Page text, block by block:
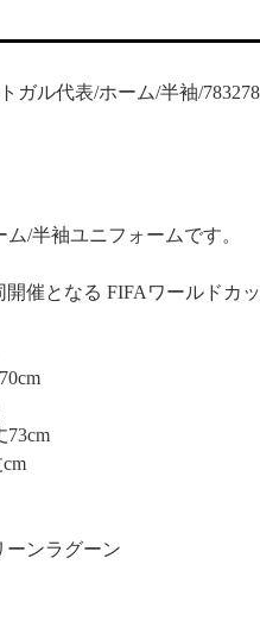
ガル代表/ホーム/半袖/
/半袖ユニフォームです。
催となる FIFAワールドカッ
73cm
ーンラグーン